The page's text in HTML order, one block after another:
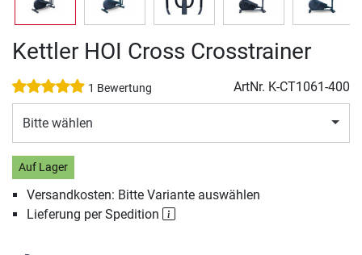
Kettler HOI Cross Crosstrainer
1 Bewertung ArtNr. K-CT1061-400
Bitte wählen
Auf Lager
Versandkosten: Bitte Variante auswählen
Lieferung per Spedition